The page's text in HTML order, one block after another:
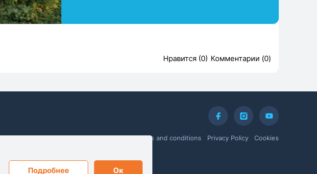
Нравится (0) Комментарии (0)
Terms and conditions Privacy Policy
Cookies
Подробнее Ок